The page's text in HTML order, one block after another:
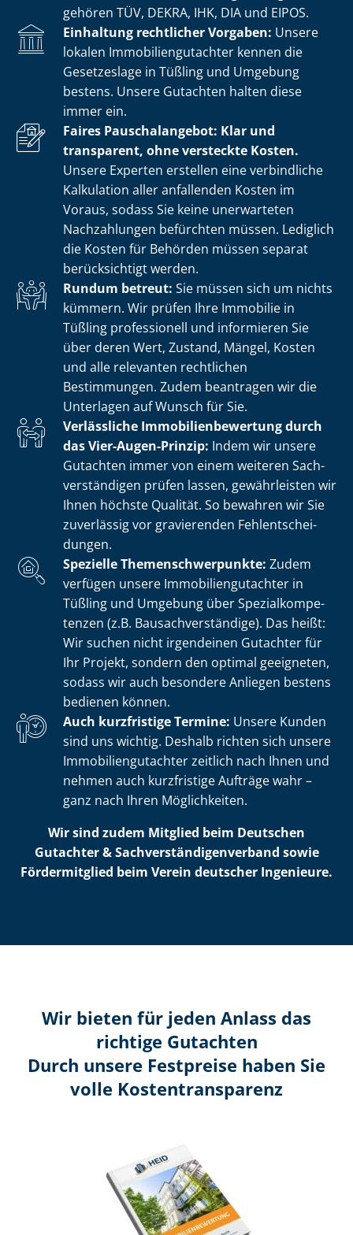
gehören TÜV, DEKRA, IHK, DIA und EIPOS.
Einhaltung rechtlicher Vorgaben: Unsere
lokalen Im­mo­bi­li­en­gut­ach­ter kennen die
Gesetzeslage in Tüßling und Umgebung
bestens. Unsere Gutachten halten diese
immer ein.
Faires Pauschalangebot: Klar und
transparent, ohne versteckte Kosten.
Unsere Experten erstellen eine verbindliche
Kalkulation aller anfallenden Kosten im
Voraus, sodass Sie keine unerwarteten
Nachzahlungen befürchten müssen. Lediglich
die Kosten für Behörden müssen separat
berücksichtigt werden.
Rundum betreut: Sie müssen sich um nichts
kümmern. Wir prüfen Ihre Immobilie in
Tüßling professionell und informieren Sie
über deren Wert, Zustand, Mängel, Kosten
und alle relevanten rechtlichen
Bestimmungen. Zudem beantragen wir die
Unterlagen auf Wunsch für Sie.
Verlässliche Im­mo­bi­li­en­be­wer­tung durch
das Vier-Augen-Prinzip: Indem wir unsere
Gutachten immer von einem weiteren Sach­
ver­stän­di­gen prüfen lassen, gewährleisten wir
Ihnen höchste Qualität. So bewahren wir Sie
zuverlässig vor gravierenden Fehl­ent­schei­
dun­gen.
Spezielle The­men­schwer­punk­te: Zudem
verfügen unsere Im­mo­bi­li­en­gut­ach­ter in
Tüßling und Umgebung über Spe­zi­al­kom­pe­
ten­zen (z.B. Bau­sach­ver­stän­di­ge). Das heißt:
Wir suchen nicht irgendeinen Gutachter für
Ihr Projekt, sondern den optimal geeigneten,
sodass wir auch besondere Anliegen bestens
bedienen können.
Auch kurzfristige Termine: Unsere Kunden
sind uns wichtig. Deshalb richten sich unsere
Im­mo­bi­li­en­gut­ach­ter zeitlich nach Ihnen und
nehmen auch kurzfristige Aufträge wahr –
ganz nach Ihren Möglichkeiten.
Wir sind zudem Mitglied beim Deutschen
Gutachter & Sach­ver­stän­di­gen­ver­band sowie
Fördermitglied beim Verein deutscher Ingenieure.
Wir bieten für jeden Anlass das
richtige Gutachten
Durch unsere Festpreise haben Sie
volle Kosten­transparenz